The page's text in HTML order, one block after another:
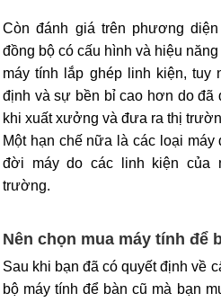
Còn đánh giá trên phương
đồng bộ có cấu hình và hiệu
máy tính lắp ghép linh kiện, tuy
định và sự bền bỉ cao hơn do
khi xuất xưởng và đưa ra thị
Một hạn chế nữa là các loại
đời máy do các linh kiện của
trường.
Nên chọn mua máy tính để
Sau khi bạn đã có quyết định về
bộ máy tính để bàn cũ mà bạn